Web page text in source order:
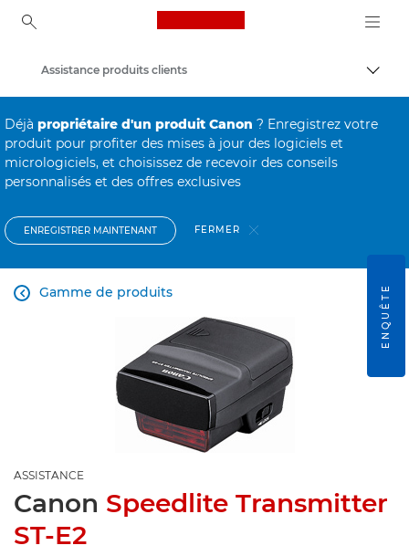
Canon Logo, back to
Assistance produits clients
Déjà propriétaire d'un produit Canon ? Enregistrez votre
produit pour profiter des mises à jour des logiciels et
micrologiciels, et choisissez de recevoir des conseils
personnalisés et des offres exclusives
ENREGISTRER MAINTENANT FERMER
Gamme de produits

ASSISTANCE
Canon Speedlite Transmitter
ST-E2
ENQUÊTE